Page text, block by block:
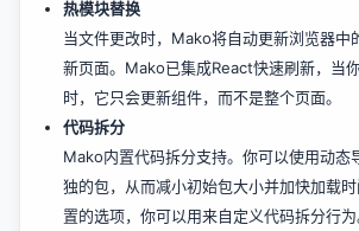
热模块替换
当文件更改时，Mako将自动更新浏览器中
新页面。Mako已集成React快速刷新，当
时，它只会更新组件，而不是整个页面。
代码拆分
Mako内置代码拆分支持。你可以使用动态
独的包，从而减小初始包大小并加快加载
置的选项，你可以用来自定义代码拆分行为